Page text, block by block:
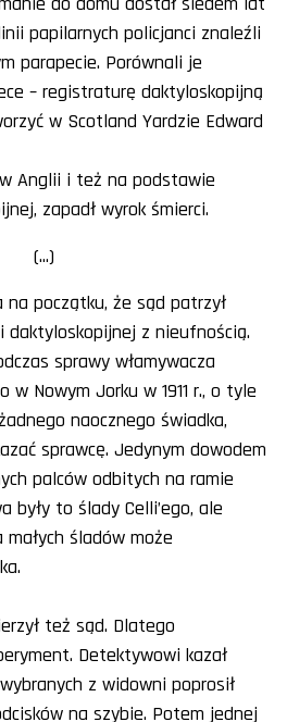
papilarnych policjanci znaleźli
parapecie. Porównali je
– registraturę daktyloskopijną
w Scotland Yardzie Edward
Anglii i też na podstawie
zapadł wyrok śmierci.
(...)
na początku, że sąd patrzył
z nieufnością.
sprawy włamywacza
w Nowym Jorku w 1911 r., o tyle
naocznego świadka,
sprawcę. Jedynym dowodem
palców odbitych na ramie
były to ślady Celli’ego, ale
śladów może
też sąd. Dlatego
Detektywowi kazał
z widowni poprosił
na szybie. Potem jednej